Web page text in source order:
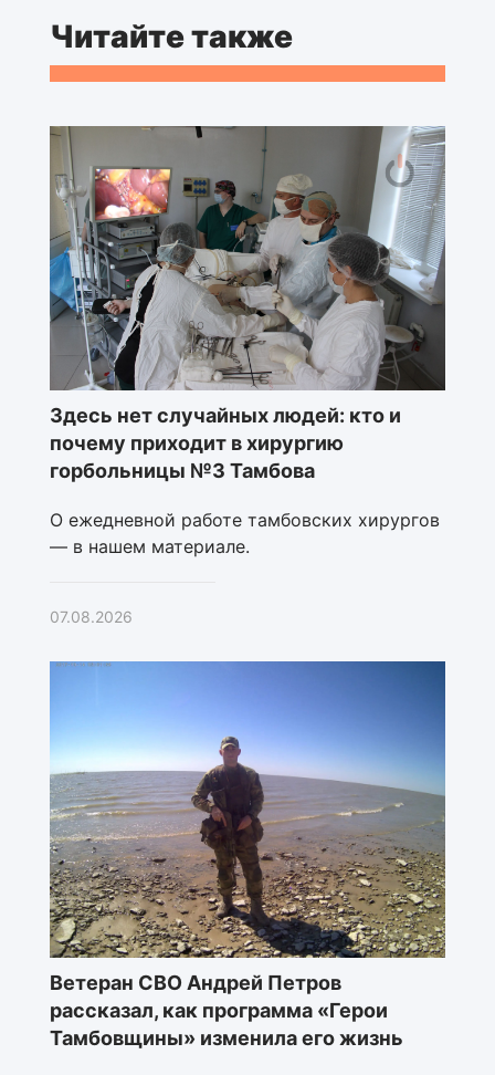
Читайте также
Здесь нет случайных людей: кто и
почему приходит в хирургию
горбольницы №3 Тамбова
О ежедневной работе тамбовских хирургов
— в нашем материале.
07.08.2026
Ветеран СВО Андрей Петров
рассказал, как программа «Герои
Тамбовщины» изменила его жизнь